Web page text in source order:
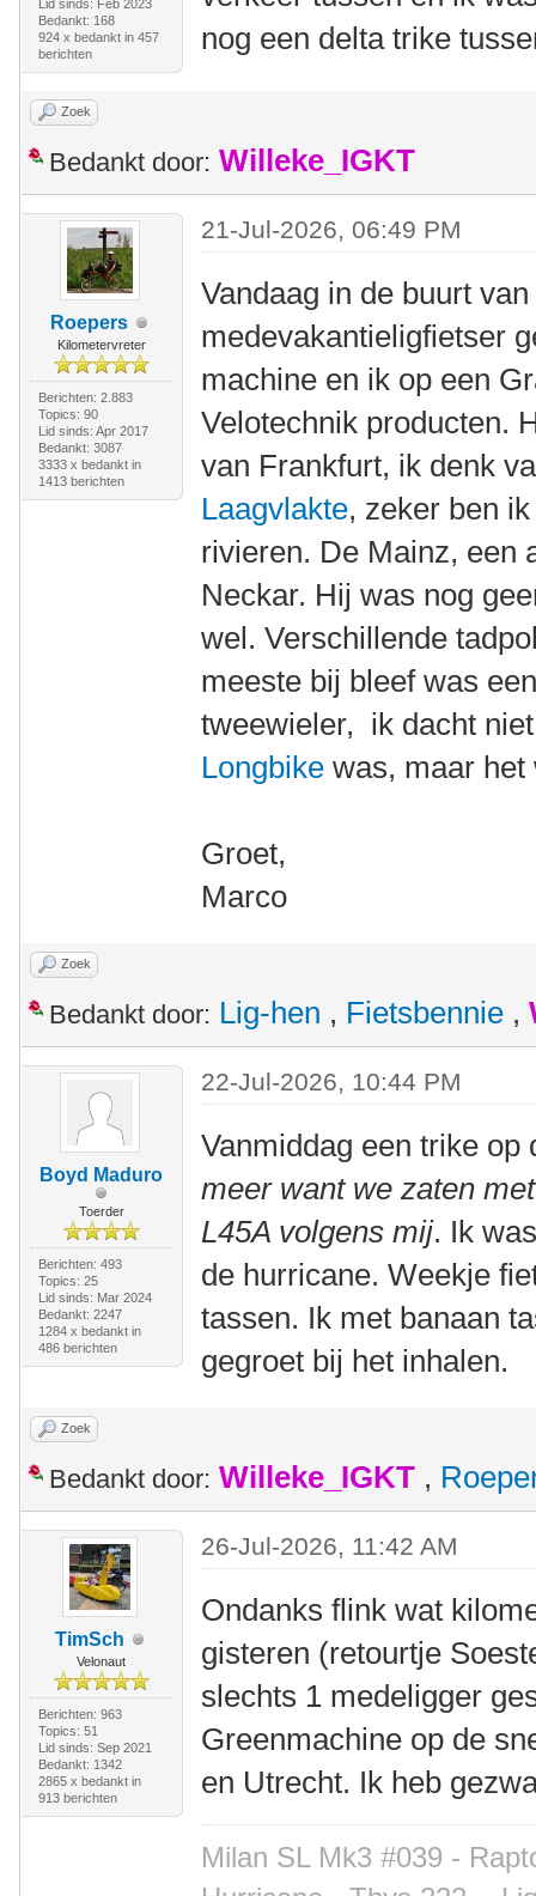
Lid sinds: Feb 2023
Bedankt: 168
924 x bedankt in 457
berichten
nog een delta trike
Zoek
Bedankt door: Willeke_IGKT
Roepers
Kilometervreter
Berichten: 2.883
Topics: 90
Lid sinds: Apr 2017
Bedankt: 3087
3333 x bedankt in
1413 berichten
21-Jul-2026, 06:49 PM
Vandaag in de buurt
medevakantieligfietser
machine en ik op een
Velotechnik producten.
van Frankfurt, ik denk
Laagvlakte, zeker ben
rivieren. De Mainz, een
Neckar. Hij was nog
wel. Verschillende
meeste bij bleef was
tweewieler, ik dacht
Longbike was, maar
Groet,
Marco
Zoek
Bedankt door: Lig-hen , Fietsbennie ,
Boyd Maduro
Toerder
Berichten: 493
Topics: 25
Lid sinds: Mar 2024
Bedankt: 2247
1284 x bedankt in
486 berichten
22-Jul-2026, 10:44 PM
Vanmiddag een trike op
meer want we zaten
L45A volgens mij. Ik
de hurricane. Weekje
tassen. Ik met banaan
gegroet bij het inhalen.
Zoek
Bedankt door: Willeke_IGKT ,
TimSch
Velonaut
Berichten: 963
Topics: 51
Lid sinds: Sep 2021
Bedankt: 1342
2865 x bedankt in
913 berichten
26-Jul-2026, 11:42 AM
Ondanks flink wat
gisteren (retourtje
slechts 1 medeligger
Greenmachine op de
en Utrecht. Ik heb
Milan SL Mk3 #039 -